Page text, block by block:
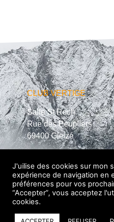
CLUB VERTIGE
Salle St Roch
Rue des Peupliers
69400 Gleizé
© designed by berely
J'uilise des cookies sur mon
expérience de navigation en
préférences pour vos
“Accepter”, vous acceptez
cookies.